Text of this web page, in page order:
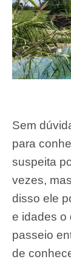
Sem
para
suspeita
vezes,
disso ele
e idades o
passeio
de